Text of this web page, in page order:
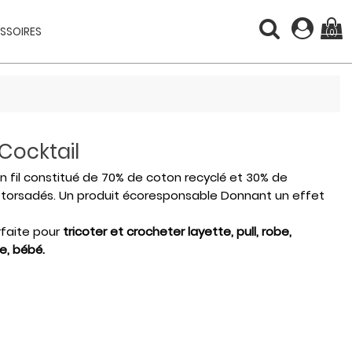
(0)
fil constitué de 70% de coton recyclé et 30% de
Un produit écoresponsable Donnant un effet
pourtricoter et crocheter layette, pull, robe,
bébé.